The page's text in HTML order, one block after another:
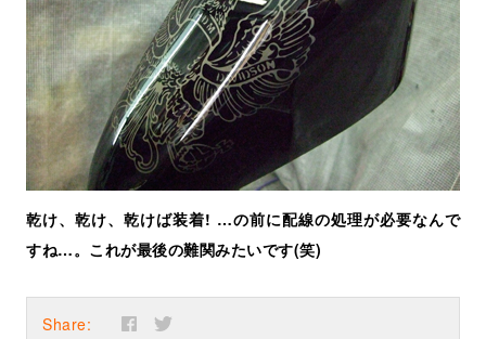
乾け、乾け、乾けば装着! …の前に配線の処理が必要なんで
すね…。これが最後の難関みたいです(笑)
Share: